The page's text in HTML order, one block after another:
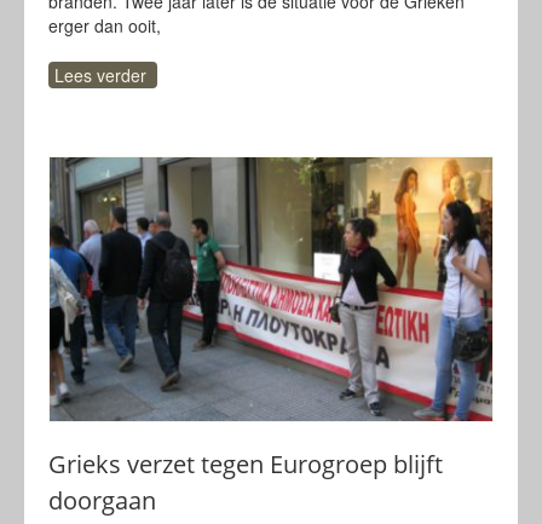
erger dan ooit,
Lees verder
Grieks verzet tegen Eurogroep blijft
doorgaan